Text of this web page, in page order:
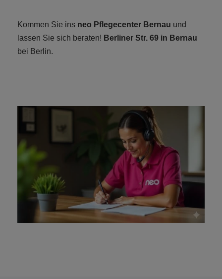
Kommen Sie ins neo Pflegecenter Bernau und
lassen Sie sich beraten! Berliner Str. 69 in Bernau
bei Berlin.